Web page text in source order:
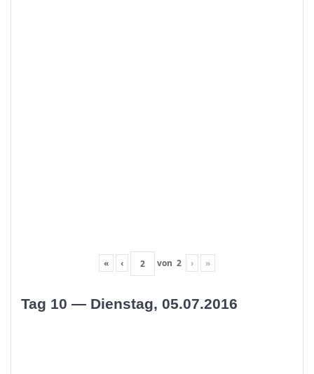
« ‹ von 2 › »
Tag 10 — Dienstag, 05.07.2016